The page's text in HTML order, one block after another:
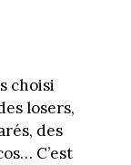
choisi
losers,
des
C’est